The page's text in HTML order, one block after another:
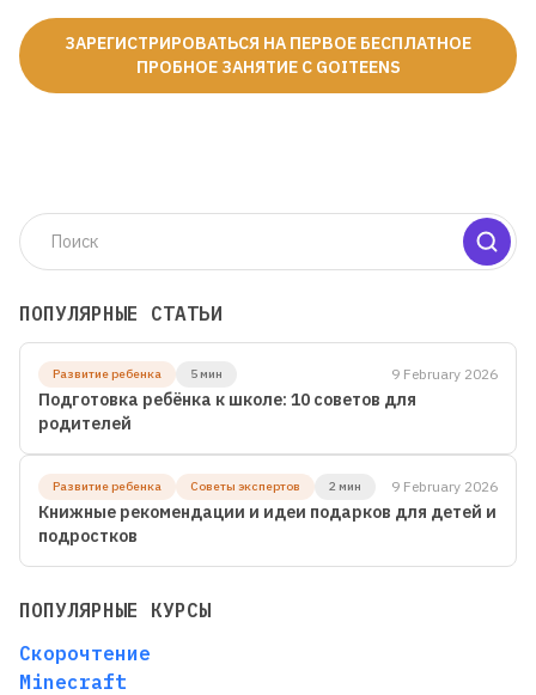
ЗАРЕГИСТРИРОВАТЬСЯ НА ПЕРВОЕ БЕСПЛАТНОЕ
ПРОБНОЕ ЗАНЯТИЕ С GOITEENS
ПОПУЛЯРНЫЕ СТАТЬИ
Развитие ребенка 5 мин 9 February 2026
Подготовка ребёнка к школе: 10 советов для
родителей
Развитие ребенка Советы экспертов 2 мин 9 February 2026
Книжные рекомендации и идеи подарков для детей и
подростков
ПОПУЛЯРНЫЕ КУРСЫ
Скорочтение
Minecraft
Для детей от 8 до 13 лет
Подробнее